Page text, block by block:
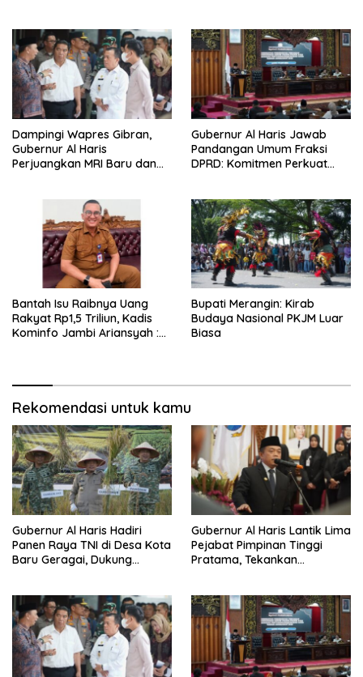
Integritas
Dampingi Wapres Gibran,
Gubernur Al Haris
Perjuangkan MRI Baru dan
Gubernur Al Haris Jawab
Pandangan Umum Fraksi
DPRD: Komitmen Perkuat
Bantah Isu Raibnya Uang
Rakyat Rp1,5 Triliun, Kadis
Kominfo Jambi Ariansyah :
Bupati Merangin: Kirab
Budaya Nasional PKJM Luar
Biasa
Rekomendasi untuk kamu
Gubernur Al Haris Hadiri
Panen Raya TNI di Desa Kota
Baru Geragai, Dukung
Gubernur Al Haris Lantik Lima
Pejabat Pimpinan Tinggi
Pratama, Tekankan
Integritas